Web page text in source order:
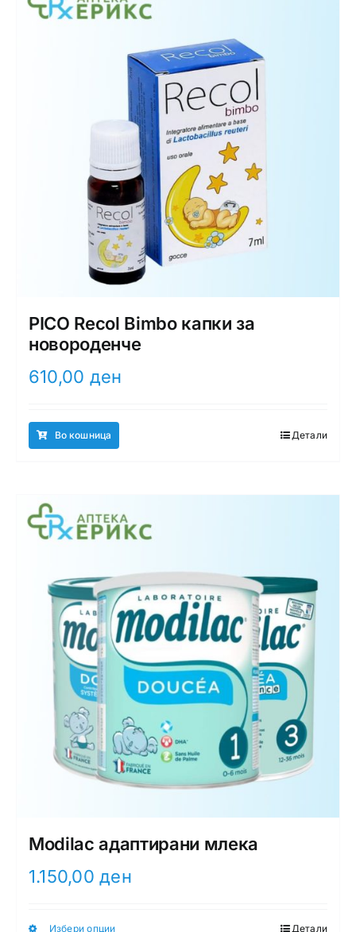
PICO Recol Bimbo капки за
новороденче
610,00 ден
Во кошница Детали
Modilac адаптирани млека
1.150,00ден
Избери опции Детали